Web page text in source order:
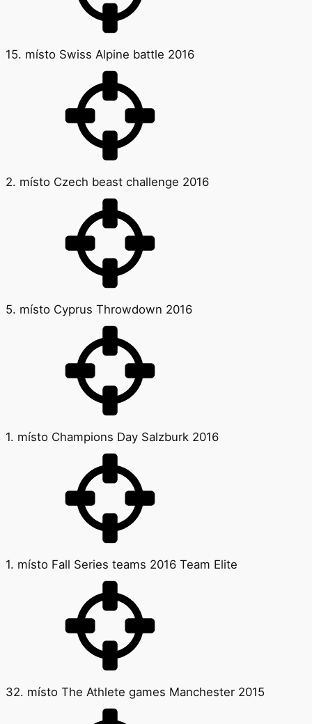
15. místo Swiss Alpine battle 2016
2. místo Czech beast challenge 2016
5. místo Cyprus Throwdown 2016
1. místo Champions Day Salzburk 2016
1. místo Fall Series teams 2016 Team Elite
32. místo The Athlete games Manchester 2015